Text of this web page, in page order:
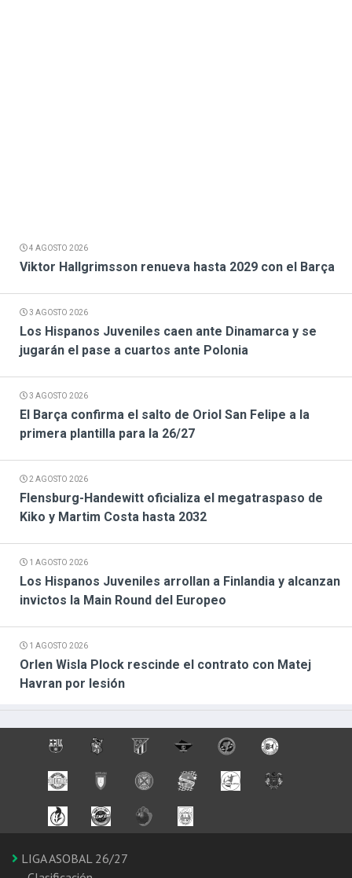
4 AGOSTO 2026
Viktor Hallgrimsson renueva hasta 2029 con el Barça
3 AGOSTO 2026
Los Hispanos Juveniles caen ante Dinamarca y se
jugarán el pase a cuartos ante Polonia
3 AGOSTO 2026
El Barça confirma el salto de Oriol San Felipe a la
primera plantilla para la 26/27
2 AGOSTO 2026
Flensburg-Handewitt oficializa el megatraspaso de
Kiko y Martim Costa hasta 2032
1 AGOSTO 2026
Los Hispanos Juveniles arrollan a Finlandia y alcanzan
invictos la Main Round del Europeo
1 AGOSTO 2026
Orlen Wisla Plock rescinde el contrato con Matej
Havran por lesión
LIGA ASOBAL 26/27